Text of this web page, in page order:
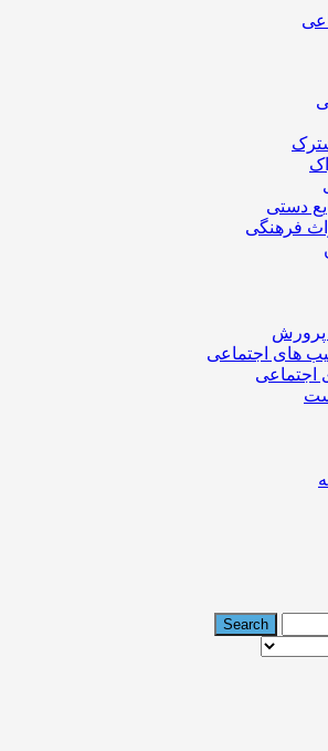
دستی
فرهنگی
پرورش
های اجتماعی
اجتماعی